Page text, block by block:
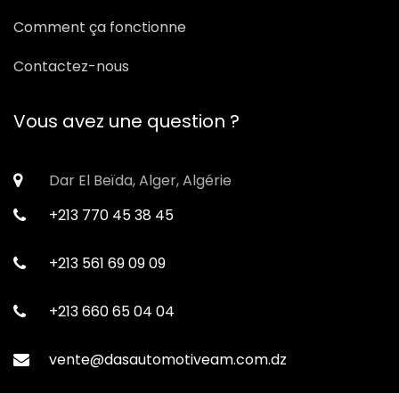
Comment ça fonctionne
Contactez-nous
Vous avez une question ?
Dar El Beïda, Alger, Algérie
+213 770 45 38 45
+213 561 69 09 09
+213 660 65 04 04
vente@dasautomotiveam.com.dz